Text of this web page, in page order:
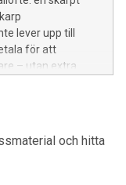
lever upp till
för att
– utan extra
och hitta